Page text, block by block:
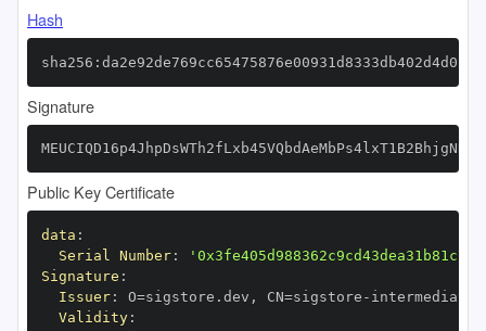
Hash
Signature
Public Key Certificate
data :
Serial Number:
Signature :
Issuer: O=sigstore.dev , CN=sigstore -
Validity: